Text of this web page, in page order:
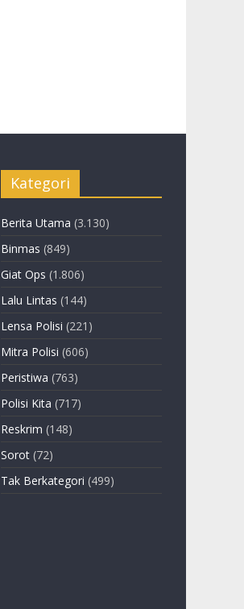
Kategori
Berita Utama (3.130)
Binmas (849)
Giat Ops (1.806)
Lalu Lintas (144)
Lensa Polisi (221)
Mitra Polisi (606)
Peristiwa (763)
Polisi Kita (717)
Reskrim (148)
Sorot (72)
Tak Berkategori (499)